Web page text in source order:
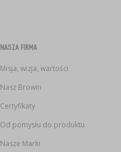
NASZA FIRMA
Misja, wizja, wartości
Nasz Browin
Certyfikaty
Od pomysłu do produktu
Nasze Marki